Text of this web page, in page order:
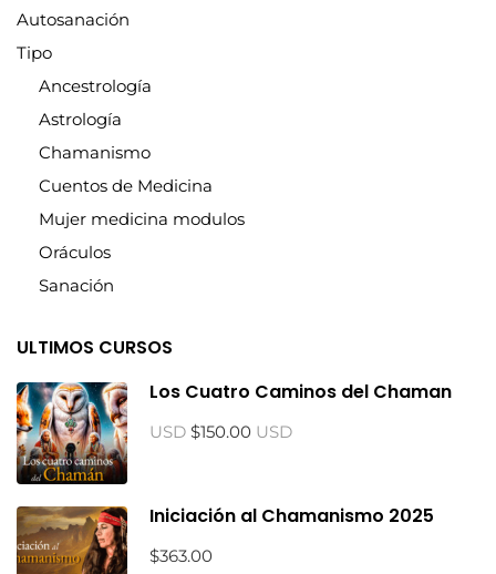
Autosanación
Tipo
Ancestrología
Astrología
Chamanismo
Cuentos de Medicina
Mujer medicina modulos
Oráculos
Sanación
ULTIMOS CURSOS
Los Cuatro Caminos del Chaman
USD $150.00 USD
Iniciación al Chamanismo 2025
$363.00